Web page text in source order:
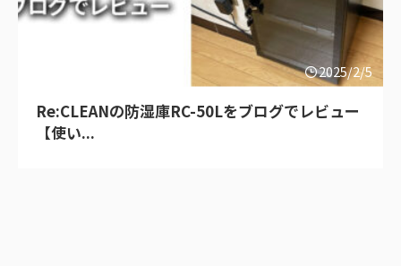
2025/2/5
Re:CLEANの防湿庫RC-50Lをブログでレビュー
【使い...